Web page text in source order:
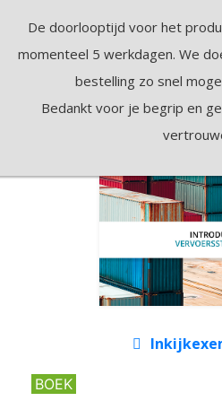
BOEK
De doorlooptijd voor het
momenteel 5 werkdagen. We
bestelling zo snel
Bedankt voor je begrip en